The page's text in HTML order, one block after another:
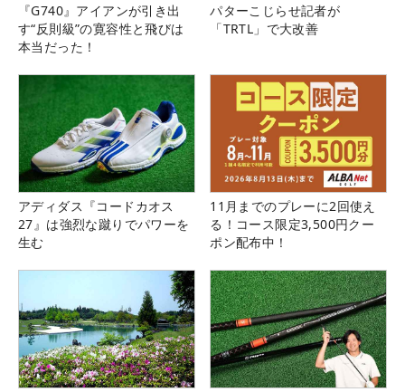
『G740』アイアンが引き出
す“反則級”の寛容性と飛びは
本当だった！
パターこじらせ記者が
「TRTL」で大改善
アディダス『コードカオス
27』は強烈な蹴りでパワーを
生む
11月までのプレーに2回使え
る！コース限定3,500円クー
ポン配布中！